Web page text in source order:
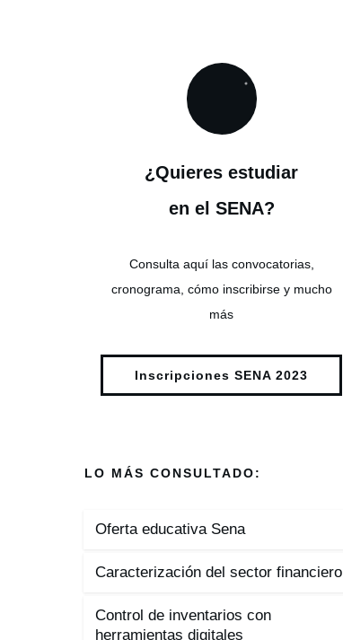
¿Quieres estudiar
en el SENA?
Consulta aquí las convocatorias,
cronograma, cómo inscribirse y mucho
más
Inscripciones SENA 2023
LO MÁS CONSULTADO:
Oferta educativa Sena
Caracterización del sector financiero
Control de inventarios con
herramientas digitales